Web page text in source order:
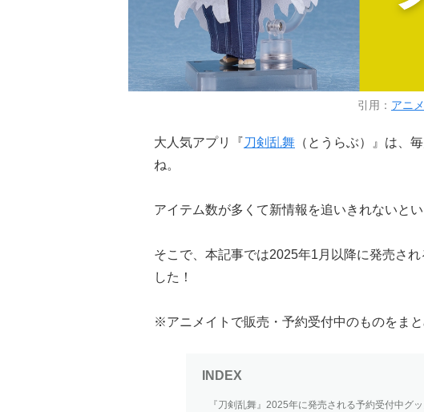
引用： アニ
大人気アプリ『刀剣乱舞 （とうらぶ）』は、
ね。
アイテム数が多くて新情報を追いきれないと
そこで、本記事では2025年1月以降に発売さ
した！
※アニメイトで販売・予約受付中のものをまと
『刀剣乱舞』2025年に発売される予約受付中グ